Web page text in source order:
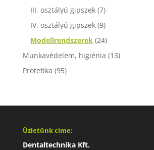
III. osztályú gipszek (7)
IV. osztályú gipszek (9)
Modellrendszerek (24)
Munkavédelem, higiénia (13)
Protetika (95)
Üzletünk címe:
Dentaltechnika Kft.